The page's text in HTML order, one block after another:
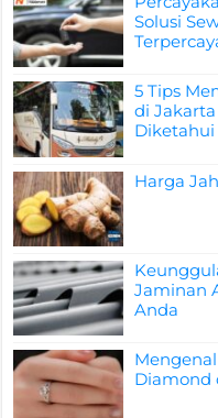
Solusi
5 Tips
di
Diketahui
Harga
Jaminan
Anda
Diamond